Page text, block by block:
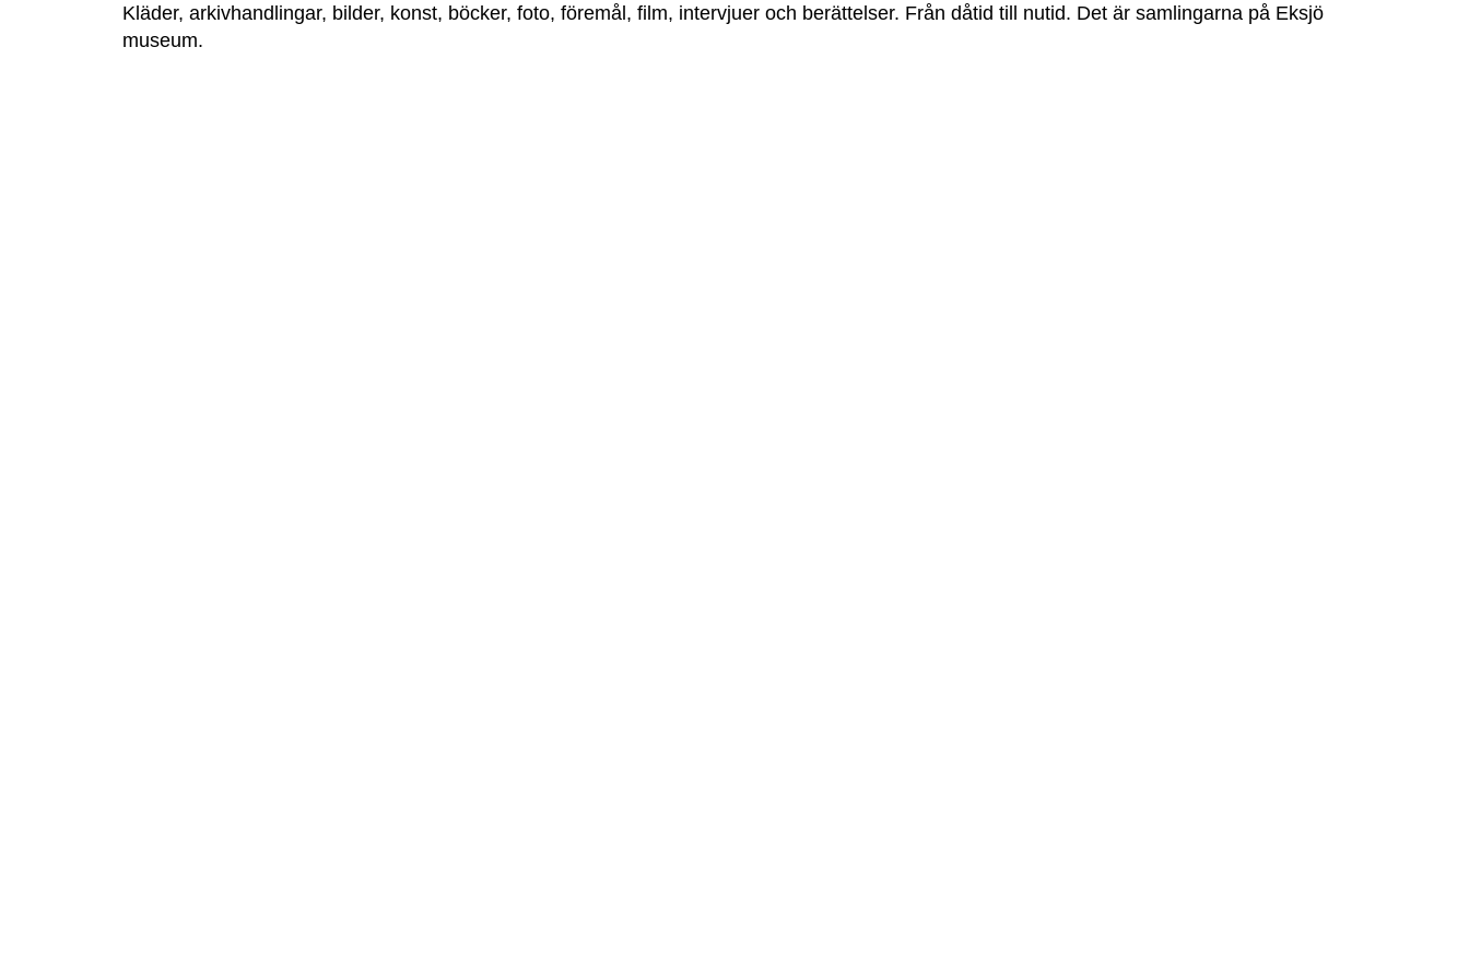
Kläder, arkivhandlingar, bilder, konst, böcker, foto, föremål, film, intervjuer och berättelser. Från dåtid till nutid. Det är samlingarna på Eksjö
museum.